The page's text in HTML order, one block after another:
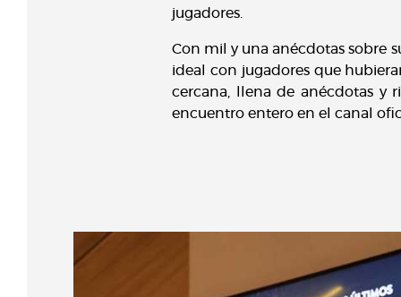
jugadores.
Con mil y una anécdotas sobre
ideal con jugadores que
cercana, llena de anécdotas y
encuentro entero en el canal